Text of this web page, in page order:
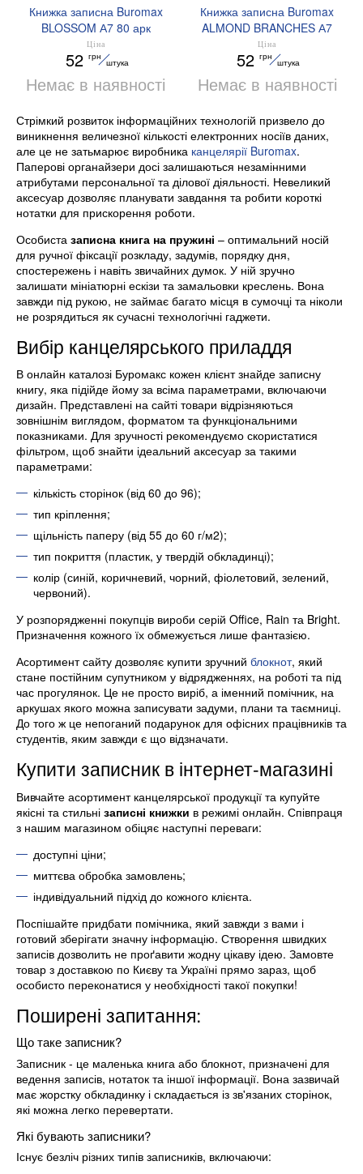
Книжка записна Buromax
BLOSSOM А7 80 арк
клітинка BM.257102-10
Ціна
52 грн
штука
Немає в наявності
Книжка записна Buromax
ALMOND BRANCHES А7
80 арк клітинка
BM.257101-06
Ціна
52 грн
штука
Немає в наявності
Стрімкий розвиток інформаційних технологій призвело до
виникнення величезної кількості електронних носіїв даних,
але це не затьмарює виробника канцелярії Buromax.
Паперові органайзери досі залишаються незамінними
атрибутами персональної та ділової діяльності. Невеликий
аксесуар дозволяє планувати завдання та робити короткі
нотатки для прискорення роботи.
Особиста записна книга на пружині – оптимальний носій
для ручної фіксації розкладу, задумів, порядку дня,
спостережень і навіть звичайних думок. У ній зручно
залишати мініатюрні ескізи та замальовки креслень. Вона
завжди під рукою, не займає багато місця в сумочці та ніколи
не розрядиться як сучасні технологічні гаджети.
Вибір канцелярського приладдя
В онлайн каталозі Буромакс кожен клієнт знайде записну
книгу, яка підійде йому за всіма параметрами, включаючи
дизайн. Представлені на сайті товари відрізняються
зовнішнім виглядом, форматом та функціональними
показниками. Для зручності рекомендуємо скористатися
фільтром, щоб знайти ідеальний аксесуар за такими
параметрами:
кількість сторінок (від 60 до 96);
тип кріплення;
щільність паперу (від 55 до 60 г/м2);
тип покриття (пластик, у твердій обкладинці);
колір (синій, коричневий, чорний, фіолетовий, зелений,
червоний).
У розпорядженні покупців вироби серій Office, Rain та Bright.
Призначення кожного їх обмежується лише фантазією.
Асортимент сайту дозволяє купити зручний блокнот, який
стане постійним супутником у відрядженнях, на роботі та під
час прогулянок. Це не просто виріб, а іменний помічник, на
аркушах якого можна записувати задуми, плани та таємниці.
До того ж це непоганий подарунок для офісних працівників та
студентів, яким завжди є що відзначати.
Купити записник в інтернет-магазині
Вивчайте асортимент канцелярської продукції та купуйте
якісні та стильні записні книжки в режимі онлайн. Співпраця
з нашим магазином обіцяє наступні переваги:
доступні ціни;
миттєва обробка замовлень;
індивідуальний підхід до кожного клієнта.
Поспішайте придбати помічника, який завжди з вами і
готовий зберігати значну інформацію. Створення швидких
записів дозволить не проґавити жодну цікаву ідею. Замовте
товар з доставкою по Києву та Україні прямо зараз, щоб
особисто переконатися у необхідності такої покупки!
Поширені запитання:
Що таке записник?
Записник - це маленька книга або блокнот, призначені для
ведення записів, нотаток та іншої інформації. Вона зазвичай
має жорстку обкладинку і складається із зв'язаних сторінок,
які можна легко перевертати.
Які бувають записники?
Існує безліч різних типів записників, включаючи: